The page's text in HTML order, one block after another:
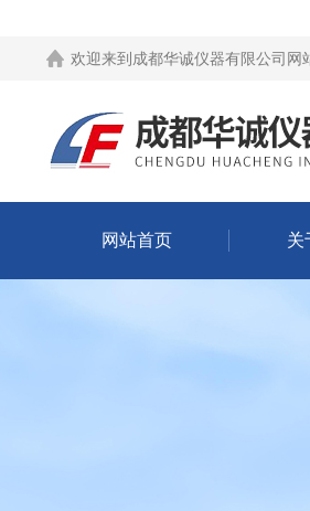
欢迎来到 成都华诚仪器有限公司网
网站首页 关